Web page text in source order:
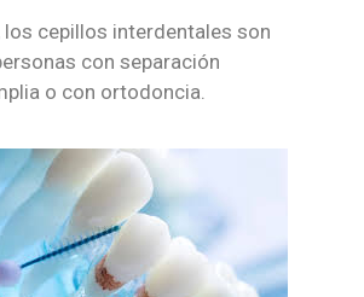
los cepillos interdentales son
con separación
o con ortodoncia.